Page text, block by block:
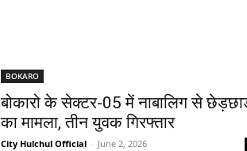
BOKARO
बोकारो के सेक्टर-05 में नाबालिग से
का मामला, तीन युवक गिरफ्तार
City Hulchul Official - June 2, 2026